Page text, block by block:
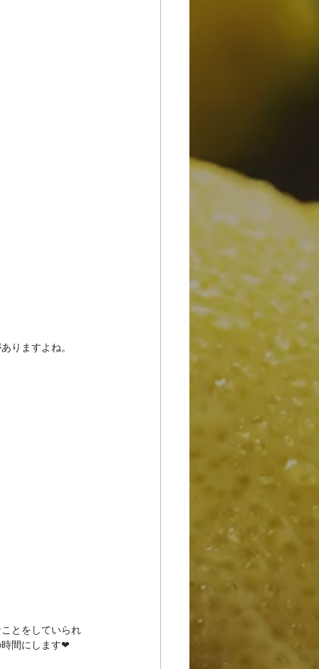
りますよね。
とをしていられ
時間にします❤︎